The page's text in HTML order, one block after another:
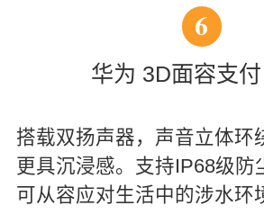
6
华为 3D面容支
搭载双扬声器，声音立体环
更具沉浸感。支持IP68级防
可从容应对生活中的涉水环